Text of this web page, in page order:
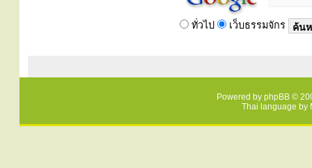
ทั่วไป เว็บธรรมจักร
Powered by phpBB ©
Thai language by